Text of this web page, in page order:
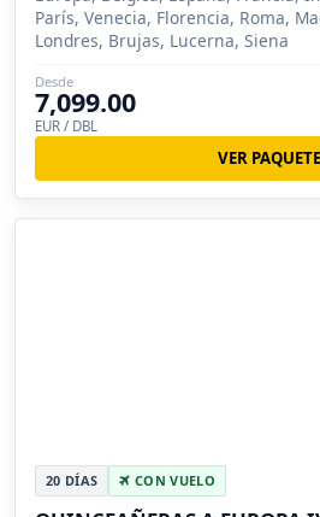
París, Venecia, Florencia, Roma,
Londres, Brujas, Lucerna, Siena
Desde
7,099.00
EUR / DBL
VER PAQUETE
20 DÍAS CON VUELO